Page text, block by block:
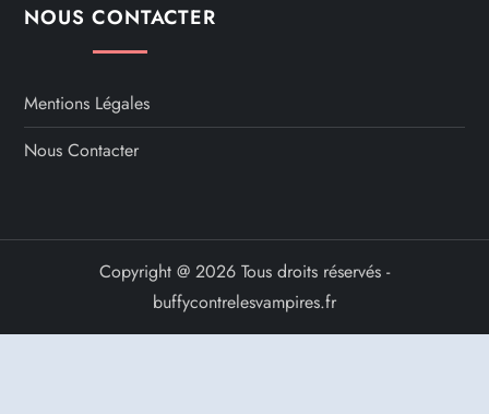
NOUS CONTACTER
Mentions Légales
Nous Contacter
Copyright @ 2026 Tous droits réservés -
buffycontrelesvampires.fr